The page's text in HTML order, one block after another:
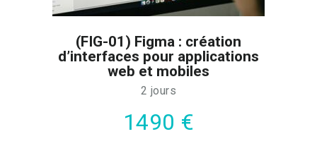
(FIG-01) Figma : création
d’interfaces pour applications
web et mobiles
2 jours
1490 €